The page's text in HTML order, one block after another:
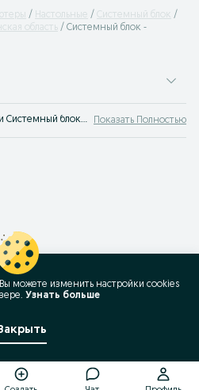
Настольные
Системный блок
область
Системный блок -
Лучшие предложения категории Системный блок Сариасия. Большой выбор товаров и услуг по выгодным ценам на OLX! Множество предложений на OLX.uz! Показать Полностью
можете изменить настройки cookies
Узнать больше